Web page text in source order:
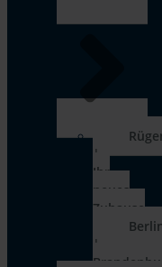
|
Ihr
neues
Zuhause
|